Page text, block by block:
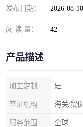
发布日期： 2026-08-10
阅 读 量： 42
产品描述
加工定制 是
签证机构 海关/贸
服务范围 全球